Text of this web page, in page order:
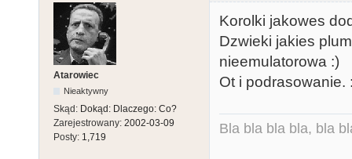
Atarowiec
Nieaktywny
Skąd: Dokąd: Dlaczego: Co?
Zarejestrowany: 2002-03-09
Posty: 1,719
Korolki jakowes
Dzwieki jakies
nieemulatorowa :)
Ot i podrasowanie.
Bla bla bla bla, bla